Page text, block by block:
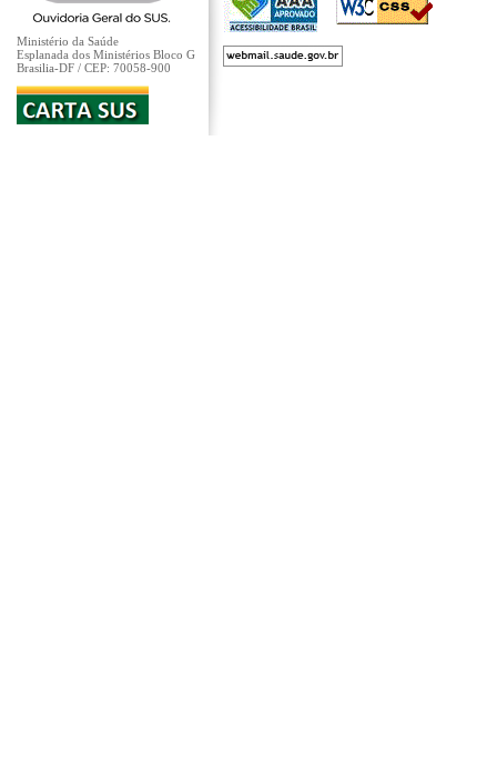
Ministério da Saúde
Esplanada dos Ministérios Bloco G
Brasilia-DF / CEP: 70058-900